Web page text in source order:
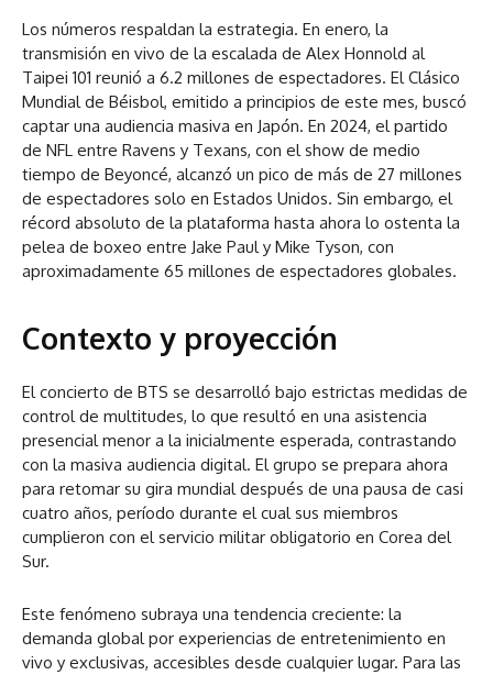
Los números respaldan la estrategia. En enero, la
transmisión en vivo de la escalada de Alex Honnold al
Taipei 101 reunió a 6.2 millones de espectadores. El Clásico
Mundial de Béisbol, emitido a principios de este mes, buscó
captar una audiencia masiva en Japón. En 2024, el partido
de NFL entre Ravens y Texans, con el show de medio
tiempo de Beyoncé, alcanzó un pico de más de 27 millones
de espectadores solo en Estados Unidos. Sin embargo, el
récord absoluto de la plataforma hasta ahora lo ostenta la
pelea de boxeo entre Jake Paul y Mike Tyson, con
aproximadamente 65 millones de espectadores globales.
Contexto y proyección
El concierto de BTS se desarrolló bajo estrictas medidas de
control de multitudes, lo que resultó en una asistencia
presencial menor a la inicialmente esperada, contrastando
con la masiva audiencia digital. El grupo se prepara ahora
para retomar su gira mundial después de una pausa de casi
cuatro años, período durante el cual sus miembros
cumplieron con el servicio militar obligatorio en Corea del
Sur.
Este fenómeno subraya una tendencia creciente: la
demanda global por experiencias de entretenimiento en
vivo y exclusivas, accesibles desde cualquier lugar. Para las